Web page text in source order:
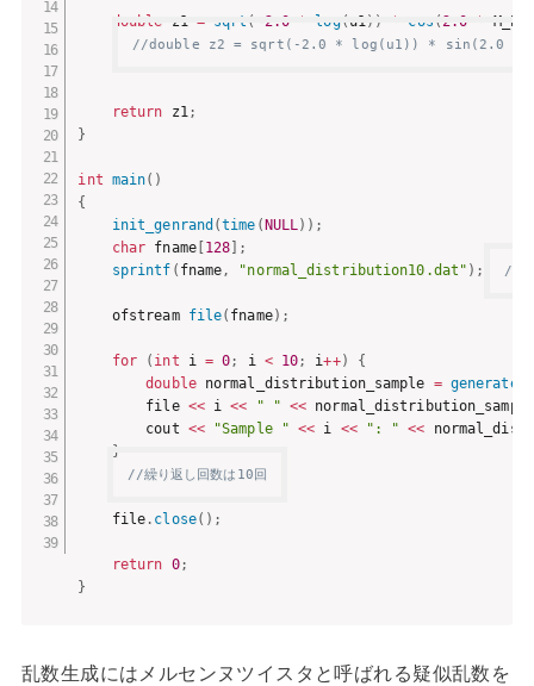
double z1 = sqrt ( 2.0 * log( u1) ) * cos (2.0 *
//double z2 = sqrt(-2.0 * log(u1)) * sin(2.0 * M_PI *
return z1;
}
int main( )
{
init_genrand (time ( NULL) ) ;
char fname[ 128
;
sprintf ( fname, "normal_distribution10.dat" ) ; //任
    ofstream
file( fname) ;
for ( int i = 0; i < 10; i++)
{
double normal_distribution_sample = generate
        file
<< i << " " <<
        cout
<< "Sample " << i << ": " <<
}
//繰り返し回数は10回
    file
. close( ) ;
return 0;
}
乱数生成にはメルセンヌツイスタと呼ばれる疑似乱数を